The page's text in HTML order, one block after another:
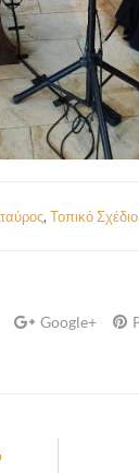
, Τοπικό
Google+